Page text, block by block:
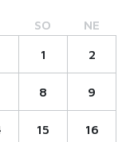
SO NE
1 2
8 9
15 16